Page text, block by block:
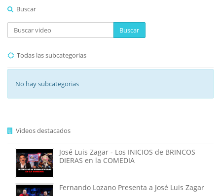
Buscar
Buscar
Todas las subcategorias
No hay subcategorias
Videos destacados
José Luis Zagar - Los INICIOS de BRINCOS
DIERAS en la COMEDIA
Fernando Lozano Presenta a José Luis Zagar